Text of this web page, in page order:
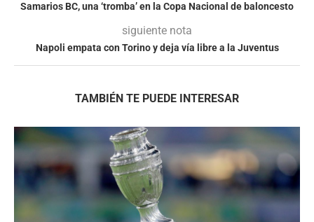
Samarios BC, una ‘tromba’ en la Copa Nacional de baloncesto
siguiente nota
Napoli empata con Torino y deja vía libre a la Juventus
TAMBIÉN TE PUEDE INTERESAR